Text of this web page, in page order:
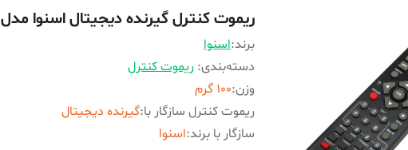
ریموت کنترل گیرنده دیجیتال اسنوا مدل 52194
برند:اسنوا
دسته‌بندی: ریموت کنترل
وزن:100 گرم
ریموت کنترل سازگار با:گیرنده دیجیتال
سازگار با برند:اسنوا